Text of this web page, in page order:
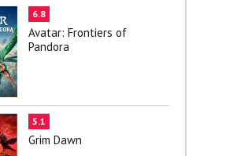
6.8
Avatar: Frontiers of
Pandora
5.1
Grim Dawn